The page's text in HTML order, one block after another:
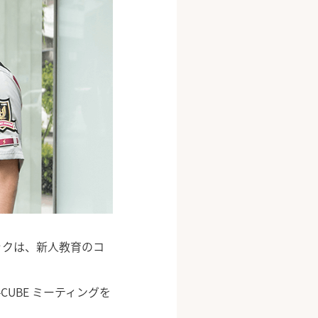
は、新人教育のコ
ミーティングを